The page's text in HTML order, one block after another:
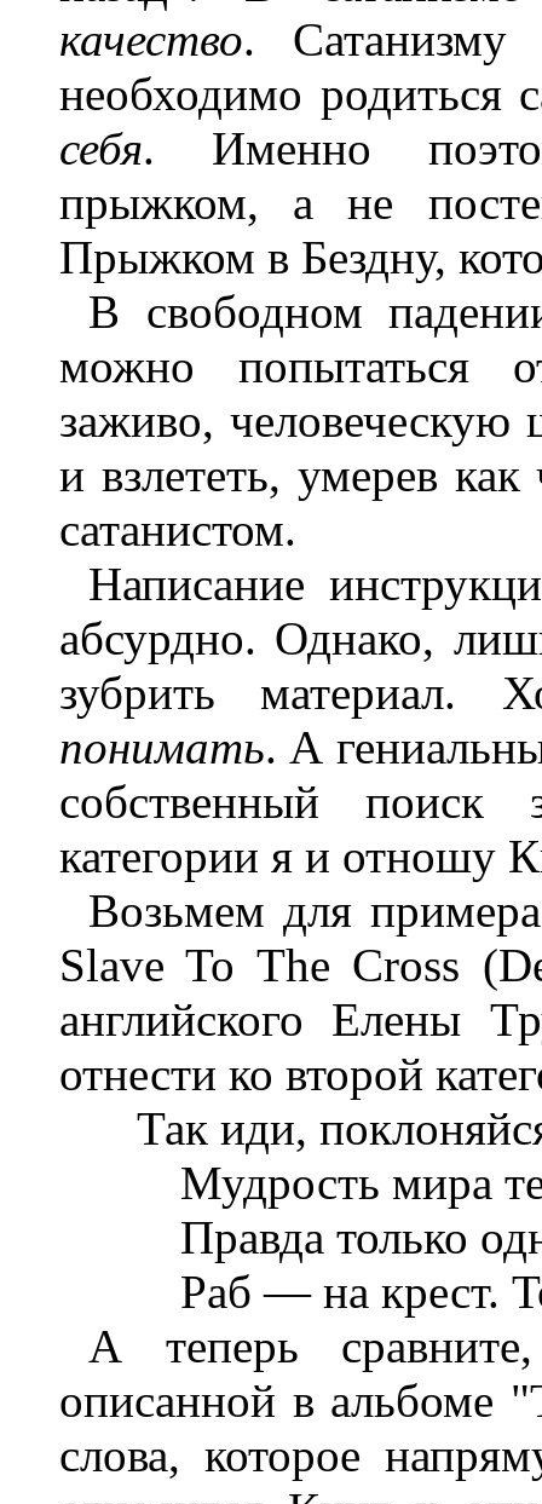
качество.
необходимо родиться
себя. Именно
прыжком, а не
Прыжком в Бездну,
В свободном
можно попытаться
заживо, человеческую
и взлететь, умерев
сатанистом.
Написание
абсурдно. Однако,
зубрить материал.
понимать. А
собственный
категории я и отношу
Возьмем для
Slave To The Cross
английского Елены
отнести ко второй
Так иди,
Мудрость мира
Правда только
Раб — на крест.
А теперь
описанной в альбоме
слова, которое